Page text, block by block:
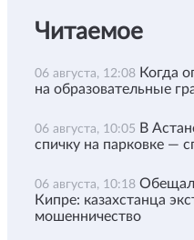
Читаемое
06 августа, 12:08 Когда
на образовательные
06 августа, 10:05 В
спичку на парковке —
06 августа, 10:18 Обещал
Кипре: казахстанца
мошенничество